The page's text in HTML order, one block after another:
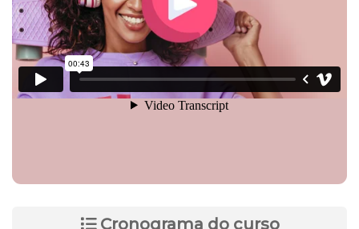
Cronograma do curso